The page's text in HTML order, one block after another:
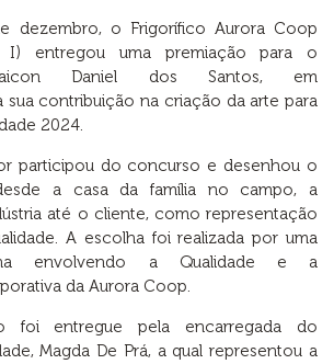
dezembro, o Frigorífico Aurora Coop
I) entregou uma premiação para o
Daniel dos Santos, em
contribuição na criação da arte para
2024.
participou do concurso e desenhou o
a casa da família no campo, a
até o cliente, como representação
A escolha foi realizada por uma
envolvendo a Qualidade e a
da Aurora Coop.
foi entregue pela encarregada do
Magda De Prá, a qual representou a